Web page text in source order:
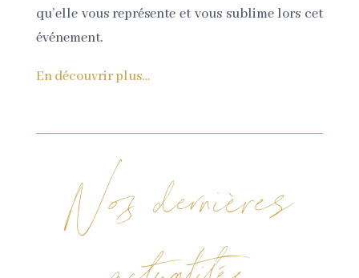
qu’elle vous représente et vous sublime lors cet
événement.
En découvrir plus…
Nos dernières